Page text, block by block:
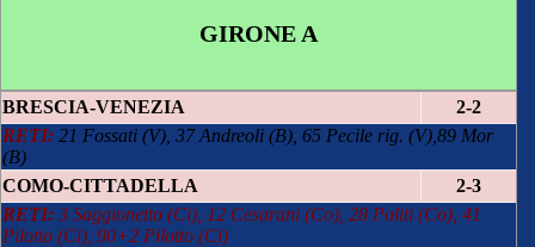
GIRONE A
BRESCIA-VENEZIA
2-2
RETI: 21 Fossati (V), 37 Andreoli (B), 65 Pecile rig. (V),89 Mor
(B)
COMO-CITTADELLA
2-3
RETI: 3 Saggionetto (Ci), 12 Cesarani (Co), 28 Politi (Co), 41
Pilotto (Ci), 90+2 Pilotto (Ci)